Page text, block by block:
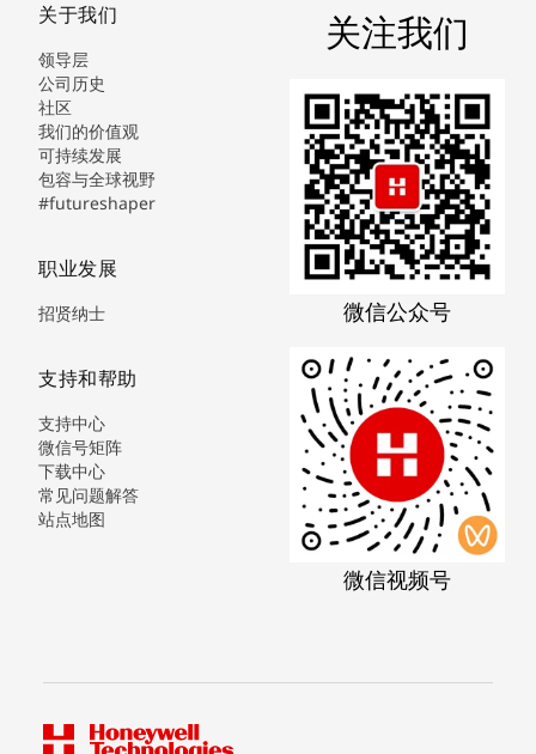
关于我们
领导层
公司历史
社区
我们的价值观
可持续发展
包容与全球视野
#futureshaper
职业发展
招贤纳士
支持和帮助
支持中心
微信号矩阵
下载中心
常见问题解答
站点地图
关注我们
微信公众号
微信视频号